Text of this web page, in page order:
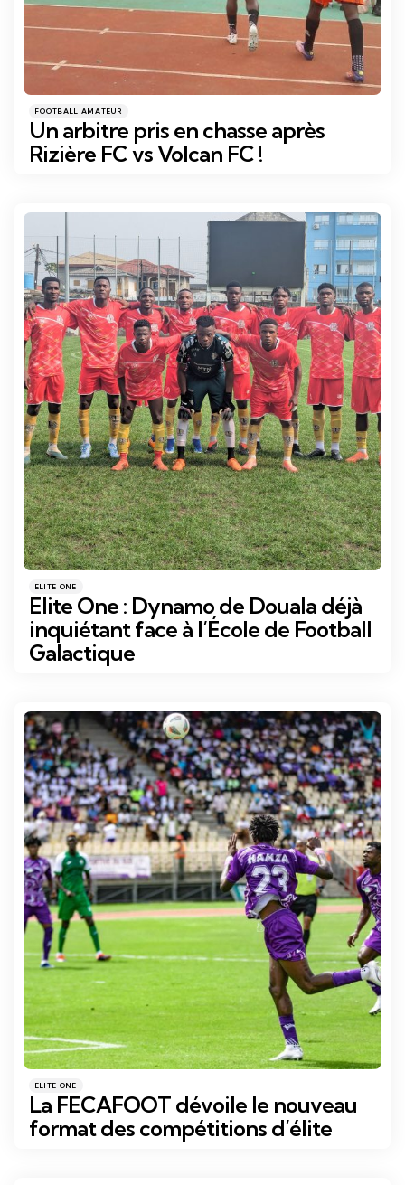
Catégories
Posté
dans
FOOTBALL AMATEUR
Un arbitre pris en chasse après
Rizière FC vs Volcan FC !
Catégories
Posté
dans
ELITE ONE
Elite One : Dynamo de Douala déjà
inquiétant face à l’École de Football
Galactique
Catégories
Posté
dans
ELITE ONE
La FECAFOOT dévoile le nouveau
format des compétitions d’élite